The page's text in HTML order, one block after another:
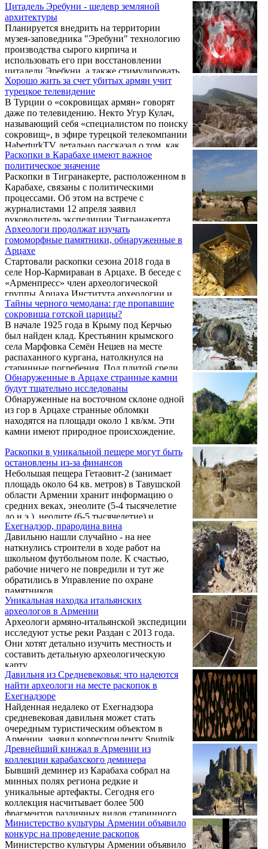
Цитадель Эребуни - шедевр земляной
архитектуры
Планируется внедрить на территории
музея-заповедника "Эребуни" технологию
производства сырого кирпича и
использовать его при восстановлении
цитадели Эребуни, а также стимулировать
туристическую привлекательность
исторической местности.
Хорошо жить за счет убитых армян учит
турецкое телевидение
В Турции о «сокровищах армян» говорят
даже по телевидению. Некто Угур Кулач,
называющий себя «специалистом по поиску
сокровищ», в эфире турецкой телекомпании
HaberturkTV детально рассказал о том, как
нужно искать сокровища, спрятанные
армянами, подвергшимися геноциду в 1915
году.
Раскопки в Карабахе имеют важное
политическое значение
Раскопки в Тигранакерте, расположенном в
Карабахе, связаны с политическими
процессами. Об этом на встрече с
журналистами 12 апреля заявил
руководитель экспедиции Тигранакерта,
заведующий кафедрой культурологии
Ереванского государственного
университета, доктор исторических наук
Гамлет Петросян.
Археологи продолжат изучать
гомоморфные памятники, обнаруженные в
Арцахе
Стартовали раскопки сезона 2018 года в
селе Нор-Кармираван в Арцахе. В беседе с
«Арменпресс» член археологической
группы Арцаха Института археологии и
этнографии НАНА, к.а.н. Нжде Еранян
рассказал, что раскопки этого года являются
продолжением раскопок 2016 года, и целью
исследования является выяснить – стоят ли
обнаруженные памятники на
первоначальном месте, или же они были
перемещены.
Тайны черного чемодана: где пропавшие
сокровища готской царицы?
В начале 1925 года в Крыму под Керчью
был найден клад. Крестьянин крымского
села Марфовка Семён Нешев на месте
распаханного кургана, натолкнулся на
старинные погребения. Под плитой среди
костей лежали золотые старинные
украшения. Там были ушные подвески
тонкой работы, диадемы и женский
головной убор, украшенный
сердоликовыми камнями. Столь богатое
убранство говорило о том, что погребённая
высокое положение в обществе. Это вполне
могла быть могила царицы Фидеи,
правившей ...
Обнаруженные в Арцахе странные камни
будут тщательно исследованы
Обнаруженные на восточном склоне одной
из гор в Арцахе странные обломки
находятся на площади около 1 кв/км. Эти
камни имеют природное происхождение.
Раскопки в уникальной пещере могут быть
остановлены из-за финансов
Небольшая пещера Гетаовит-2 (занимает
площадь около 64 кв. метров) в Тавушской
области Армении хранит информацию о
средних веках, энеолите (5-4 тысячелетие
до н.э.), неолите (6-5 тысячелетие) и
верхнем палеолите (более 20 тысяч лет
назад). Слои верхнего палеолита есть и в
пещере Агиту 3 в Сюникской области
Армении, но что интересно: в Агиту
древние слои датируются от 40000 до 23
000 календарных лет до настоящего
времени. Между тем, Гетаовит является
дополнительным источником,
принадлежащим временному ...
Ехегнадзор, прародина вина
Давильню нашли случайно - на нее
наткнулись строители в ходе работ на
школьном футбольном поле. К счастью,
рабочие ничего не повредили и тут же
обратились в Управление по охране
памятников.
Уникальная находка итальянских
археологов в Армении
Aрхеологи армяно-итальянской экспедиции
исследуют устье реки Раздан с 2013 года.
Они хотят детально изучить местность и
составить детальную археологическую
карту.
Давильня из Средневековья: что надеются
найти археологи на месте раскопок в
Ехегнадзоре
Найденная недалеко от Ехегнадзора
средневековая давильня может стать
очередным туристическим объектом в
Армении, заявил корреспонденту Sputnik
Армения сотрудник Института археологии
и этнографии НАН, директор
геологического музея Ехегнадзора Карен
Азатян. Именно под его руководством в
январе и феврале проходили раскопки
давильни. Корреспонденты Sputnik
Армения встретились с Азатяном на месте
раскопок и расспросили ученого о том, на
каком этапе находятся работы и чего от них
ждать.
Древнейший кинжал в Армении из
коллекции карабахского деминера
Бывший деминер из Карабаха собрал на
минных полях региона редкие и
уникальные артефакты. Сегодня его
коллекция насчитывает более 500
фрагментов различных видов старинного
оружия от каменного до железного веков.
Среди них – самый древний, как
утверждают археологи, кинжал, найденный
Министерство культуры Армении объявило
конкурс на проведение раскопок
Министерство культуры Армении объявило